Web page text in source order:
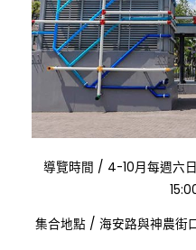
導覽時間: / 4-10月每週六
集合地點: / 海安路與神農街